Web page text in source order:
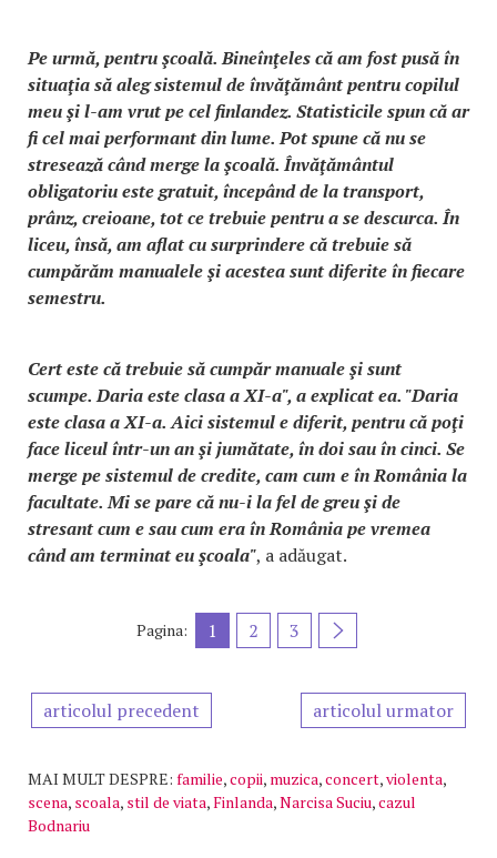
Pe urmă, pentru şcoală. Bineînţeles că am fost pusă în
situaţia să aleg sistemul de învăţământ pentru copilul
meu şi l-am vrut pe cel finlandez. Statisticile spun că ar
fi cel mai performant din lume. Pot spune că nu se
stresează când merge la şcoală. Învăţământul
obligatoriu este gratuit, începând de la transport,
prânz, creioane, tot ce trebuie pentru a se descurca. În
liceu, însă, am aflat cu surprindere că trebuie să
cumpărăm manualele şi acestea sunt diferite în fiecare
semestru.
Cert este că trebuie să cumpăr manuale şi sunt
scumpe. Daria este clasa a XI-a", a explicat ea. "Daria
este clasa a XI-a. Aici sistemul e diferit, pentru că poţi
face liceul într-un an şi jumătate, în doi sau în cinci. Se
merge pe sistemul de credite, cam cum e în România la
facultate. Mi se pare că nu-i la fel de greu şi de
stresant cum e sau cum era în România pe vremea
când am terminat eu şcoala", a adăugat.
Pagina: 1 2 3
articolul precedent articolul urmator
MAI MULT DESPRE: familie,copii, muzica,concert,violenta,
scena, scoala, stil de viata,Finlanda,Narcisa Suciu,cazul
Bodnariu